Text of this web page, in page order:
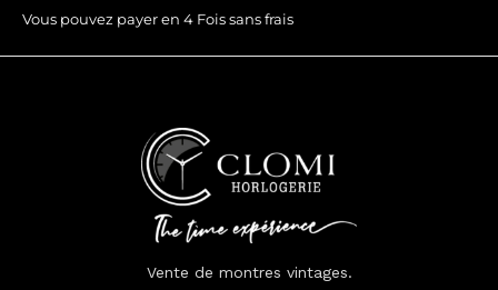
Vous pouvez payer en 4 Fois sans frais
Vente de montres vintages.